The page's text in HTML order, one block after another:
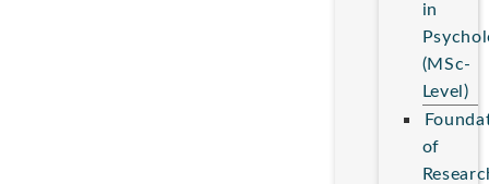
in
(MSc-
Level)
of